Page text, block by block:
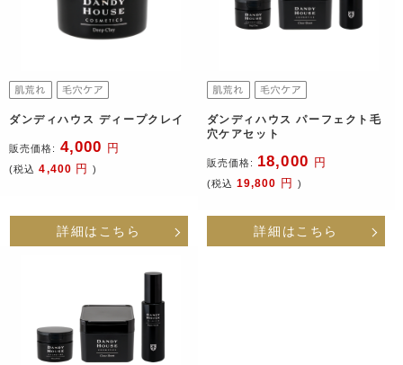
ダンディハウス ディープクレイ
販売価格: 4,000 円
(税込 4,400 円)
詳細はこちら
ダンディハウス パーフェクト毛
穴ケアセット
販売価格: 18,000 円
(税込 19,800 円 )
詳細はこちら